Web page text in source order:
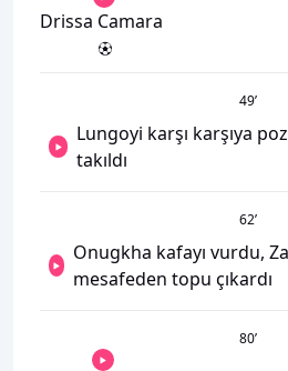
Drissa Camara
49’
Lungoyi karşı karşıya
takıldı
62’
Onugkha kafayı vurdu,
mesafeden topu çıkardı
80’